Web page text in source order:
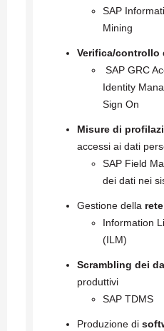
SAP
Mining
Verifica/controllo
SAP GRC
Identity
Sign On
Misure di
accessi ai dati
SAP Field
dei dati nei
Gestione della
Information
(ILM)
Scrambling dei
produttivi
SAP TDMS
Produzione di